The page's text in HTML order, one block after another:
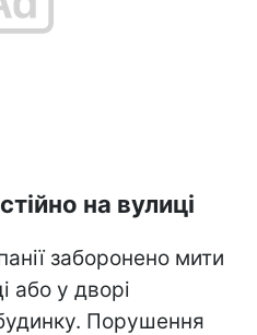
на вулиці
заборонено мити
або у дворі
Порушення